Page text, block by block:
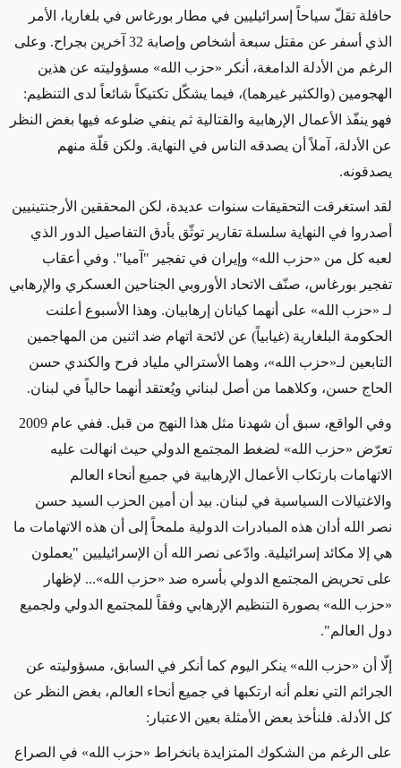
حافلة تقلّ سياحاً إسرائيليين في مطار بورغاس في بلغاريا، الأمر
الذي أسفر عن مقتل سبعة أشخاص وإصابة 32 آخرين بجراح. وعلى
الرغم من الأدلة الدامغة، أنكر «حزب الله» مسؤوليته عن هذين
الهجومين (والكثير غيرهما)، فيما يشكّل تكتيكاً شائعاً لدى التنظيم:
فهو ينفّذ الأعمال الإرهابية والقتالية ثم ينفي ضلوعه فيها بغض النظر
عن الأدلة، آملاً أن يصدقه الناس في النهاية. ولكن قلّة منهم
يصدقونه.
لقد استغرقت التحقيقات سنوات عديدة، لكن المحققين الأرجنتينيين
أصدروا في النهاية سلسلة تقارير توثّق بأدق التفاصيل الدور الذي
لعبه كل من «حزب الله» وإيران في تفجير "آميا". وفي أعقاب
تفجير بورغاس، صنّف الاتحاد الأوروبي الجناحين العسكري والإرهابي
لـ «حزب الله» على أنهما كيانان إرهابيان. وهذا الأسبوع أعلنت
الحكومة البلغارية (غيابياً) عن لائحة اتهام ضد اثنين من المهاجمين
التابعين لـ«حزب الله»، وهما الأسترالي ملياد فرح والكندي حسن
الحاج حسن، وكلاهما من أصل لبناني ويُعتقد أنهما حالياً في لبنان.
وفي الواقع، سبق أن شهدنا مثل هذا النهج من قبل. ففي عام 2009
تعرّض «حزب الله» لضغط المجتمع الدولي حيث انهالت عليه
الاتهامات بارتكاب الأعمال الإرهابية في جميع أنحاء العالم
والاغتيالات السياسية في لبنان. بيد أن أمين الحزب السيد حسن
نصر الله أدان هذه المبادرات الدولية ملمحاً إلى أن هذه الاتهامات ما
هي إلا مكائد إسرائيلية. وادّعى نصر الله أن الإسرائيليين "يعملون
على تحريض المجتمع الدولي بأسره ضد «حزب الله»... لإظهار
«حزب الله» بصورة التنظيم الإرهابي وفقاً للمجتمع الدولي ولجميع
دول العالم".
إلّا أن «حزب الله» ينكر اليوم كما أنكر في السابق، مسؤوليته عن
الجرائم التي نعلم أنه ارتكبها في جميع أنحاء العالم، بغض النظر عن
كل الأدلة. فلنأخذ بعض الأمثلة بعين الاعتبار:
على الرغم من الشكوك المتزايدة بانخراط «حزب الله» في الصراع